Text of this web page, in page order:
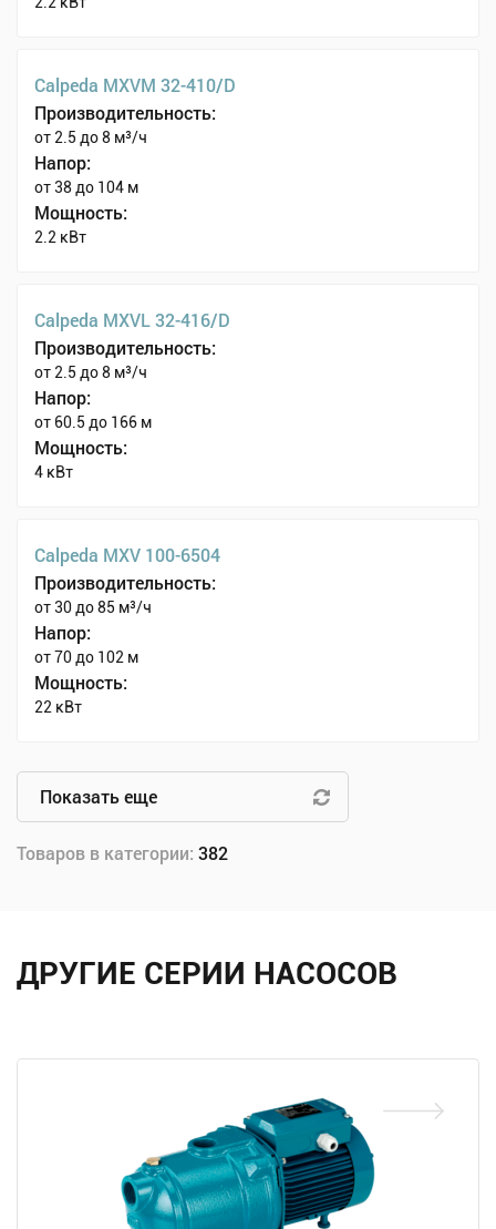
Calpeda MXVM 32-410/D
Производительность:
от 2.5 до 8 м³/ч
Напор:
от 38 до 104 м
Мощность:
2.2 кВт
Calpeda MXVL 32-416/D
Производительность:
от 2.5 до 8 м³/ч
Напор:
от 60.5 до 166 м
Мощность:
4 кВт
Calpeda MXV 100-6504
Производительность:
от 30 до 85 м³/ч
Напор:
от 70 до 102 м
Мощность:
22 кВт
Показать еще
Товаров в категории: 382
ДРУГИЕ СЕРИИ НАСОСОВ